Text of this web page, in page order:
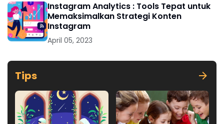
Instagram Analytics : Tools Tepat untuk
Memaksimalkan Strategi Konten
Instagram
April 05, 2023
Tips